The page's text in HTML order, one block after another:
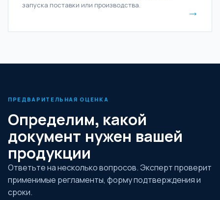
запуска поставки или производства.
→
ПРЕДВАРИТЕЛЬНАЯ ОЦЕНКА
Определим, какой
документ нужен вашей
продукции
Ответьте на несколько вопросов. Эксперт проверит
применимые регламенты, форму подтверждения и
сроки.